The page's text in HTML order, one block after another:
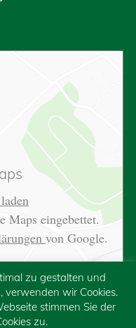
Maps eingebettet.
von Google.
zu gestalten und
wir Cookies.
stimmen Sie der
zu.